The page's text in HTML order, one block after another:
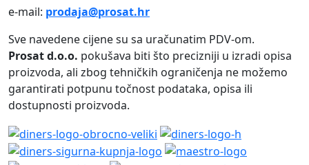
e-mail: prodaja@prosat.hr
Sve navedene cijene su sa uračunatim PDV-om.
Prosat d.o.o. pokušava biti što precizniji u izradi opisa
proizvoda, ali zbog tehničkih ograničenja ne možemo
garantirati potpunu točnost podataka, opisa ili
dostupnosti proizvoda.